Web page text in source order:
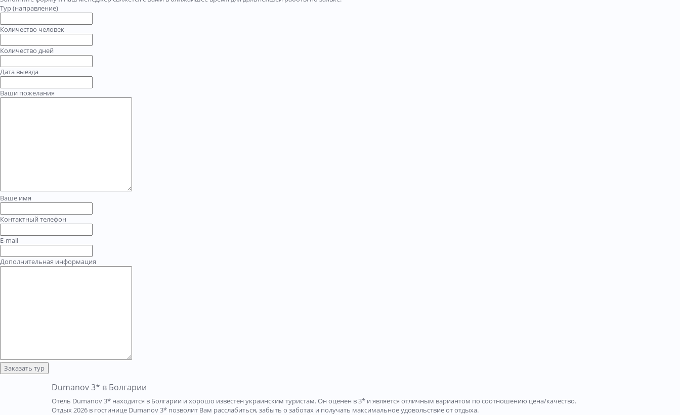
Тур (направление)
Количество человек
Количество дней
Дата выезда
Ваши пожелания
Ваше имя
Контактный телефон
E-mail
Дополнительная информация
Заказать тур
Dumanov 3* в Болгарии
Отель Dumanov 3* находится в Болгарии и хорошо известен украинским туристам. Он оценен в 3* и является отличным вариантом по соотношению цена/качество.
Отдых 2026 в гостинице Dumanov 3* позволит Вам расслабиться, забыть о заботах и получать максимальное удовольствие от отдыха.